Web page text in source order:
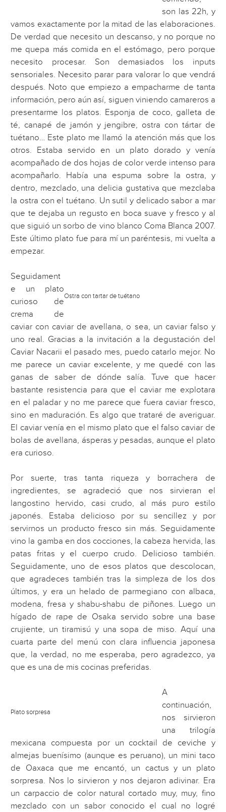
son las 22h, y
vamos exactamente por la mitad de las elaboraciones.
De verdad que necesito un descanso, y no porque no
me quepa más comida en el estómago, pero porque
necesito procesar. Son demasiados los inputs
sensoriales. Necesito parar para valorar lo que vendrá
después. Noto que empiezo a empacharme de tanta
información, pero aún así, siguen viniendo camareros a
presentarme los platos. Esponja de coco, galleta de
té, canapé de jamón y jengibre, ostra con tártar de
tuétano… Este plato me llamó la atención más que los
otros. Estaba servido en un plato dorado y venía
acompañado de dos hojas de color verde intenso para
acompañarlo. Había una espuma sobre la ostra, y
dentro, mezclado, una delicia gustativa que mezclaba
la ostra con el tuétano. Un sutil y delicado sabor a mar
que te dejaba un regusto en boca suave y fresco y al
que siguió un sorbo de vino blanco Coma Blanca 2007.
Este último plato fue para mí un paréntesis, mi vuelta a
empezar.
Ostra con tartar de tuétano
Seguidament
e un plato
curioso de
crema de
caviar con caviar de avellana, o sea, un caviar falso y
uno real. Gracias a la invitación a la degustación del
Caviar Nacarii el pasado mes, puedo catarlo mejor. No
me parece un caviar excelente, y me quedé con las
ganas de saber de dónde salía. Tuve que hacer
bastante resistencia para que el caviar me explotara
en el paladar y no me parece que fuera caviar fresco,
sino en maduración. Es algo que trataré de averiguar.
El caviar venía en el mismo plato que el falso caviar de
bolas de avellana, ásperas y pesadas, aunque el plato
era curioso.
Por suerte, tras tanta riqueza y borrachera de
ingredientes, se agradeció que nos sirvieran el
langostino hervido, casi crudo, al más puro estilo
japonés. Estaba delicioso por su sencillez y por
servirnos un producto fresco sin más. Seguidamente
vino la gamba en dos cocciones, la cabeza hervida, las
patas fritas y el cuerpo crudo. Delicioso también.
Seguidamente, uno de esos platos que descolocan,
que agradeces también tras la simpleza de los dos
últimos, y era un helado de parmegiano con albaca,
modena, fresa y shabu-shabu de piñones. Luego un
hígado de rape de Osaka servido sobre una base
crujiente, un tiramisú y una sopa de miso. Aquí una
cuarta parte del menú con clara influencia japonesa
que, la verdad, no me esperaba, pero agradezco, ya
que es una de mis cocinas preferidas.
Plato sorpresa
A
continuación,
nos sirvieron
una trilogía
mexicana compuesta por un cocktail de ceviche y
almejas buenísimo (aunque es peruano), un mini taco
de Oaxaca que me encantó, un cactus y un plato
sorpresa. Nos lo sirvieron y nos dejaron adivinar. Era
un carpaccio de color natural cortado muy, muy, fino
mezclado con un sabor conocido el cual no logré